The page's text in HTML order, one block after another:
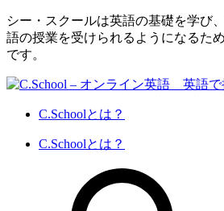
シー・スクールは英語の基礎を学び
語の授業を受けられるようになるた
です。
C.Schoolとは？
C.Schoolとは？